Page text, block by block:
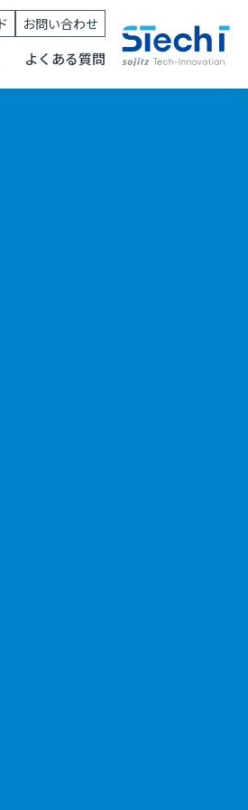
お問い合わせ
よくある質問